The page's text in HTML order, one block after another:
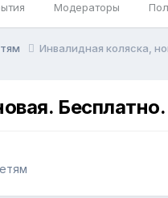
Модераторы
Инвалидная коляска,
Бесплатно.